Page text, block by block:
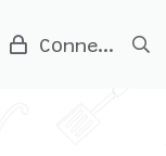
Connexion